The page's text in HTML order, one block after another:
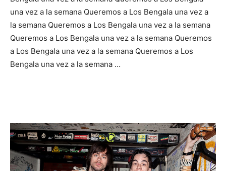
una vez a la semana Queremos a Los Bengala una vez a
la semana Queremos a Los Bengala una vez a la semana
Queremos a Los Bengala una vez a la semana Queremos
a Los Bengala una vez a la semana Queremos a Los
Bengala una vez a la semana …